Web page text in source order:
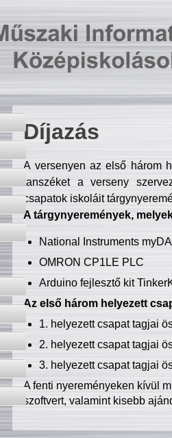
Díjazás
A versenyen az első három
tanszéket a verseny
csapatok iskoláit
A tárgynyeremények,
National Instruments
OMRON CP1LE PLC
Arduino fejlesztő kit
Az első három helyezett
1. helyezett csapat tagjai
2. helyezett csapat tagjai
3. helyezett csapat tagjai
A fenti nyereményeken kívül
szoftvert, valamint kisebb